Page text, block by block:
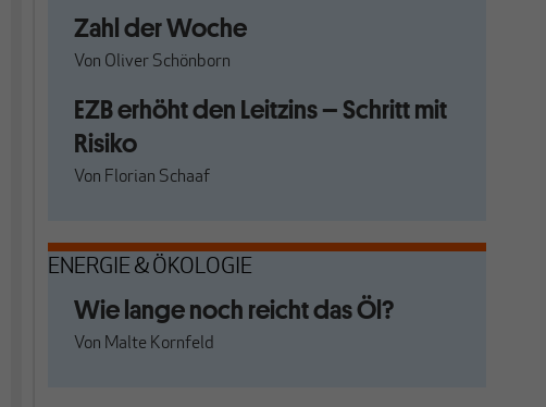
Zahl der Woche
Von Oliver Schönborn
EZB erhöht den Leitzins – Schritt mit
Risiko
Von Florian Schaaf
ENERGIE & ÖKOLOGIE
Wie lange noch reicht das Öl?
Von Malte Kornfeld